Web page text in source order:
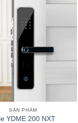
SẢN PHẨM
YDME 200 NXT